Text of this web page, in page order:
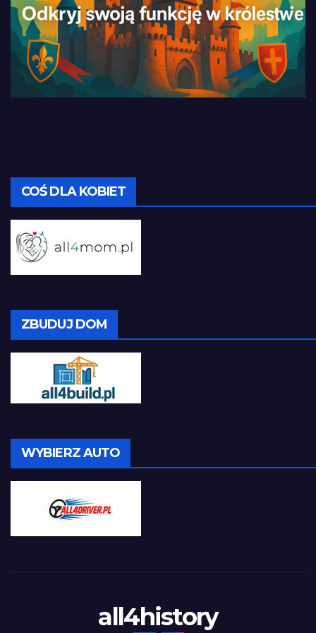
COŚ DLA KOBIET
ZBUDUJ DOM
WYBIERZ AUTO
all4history